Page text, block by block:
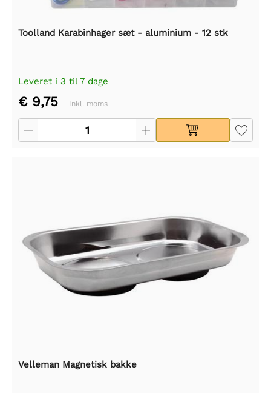
Toolland Karabinhager sæt - aluminium - 12 stk
Leveret i 3 til 7 dage
€ 9,75 Inkl. moms
Velleman Magnetisk bakke